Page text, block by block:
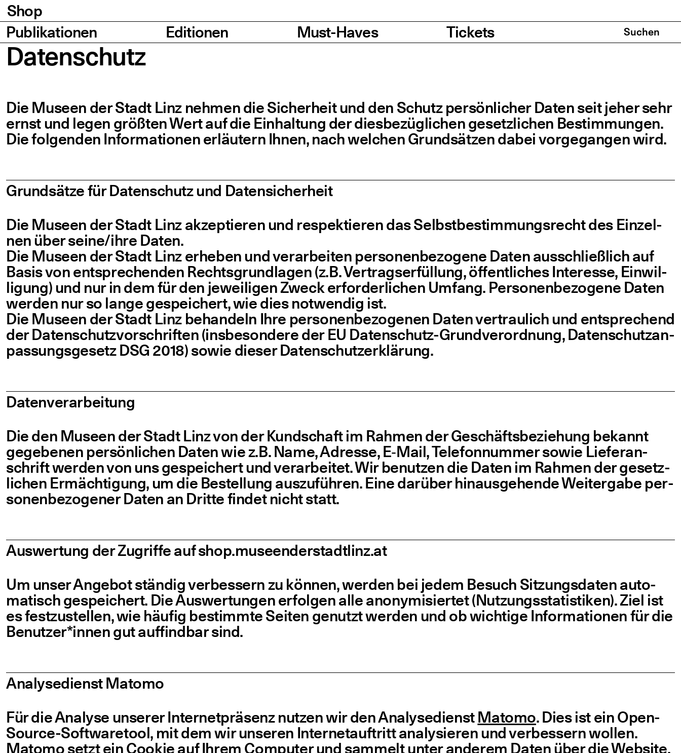
Shop
Seiten
Publikationen Editionen Must-Haves Tickets Search & Cart
Daten­schutz
Die Muse­en der Stadt Linz neh­men die Sicher­heit und den Schutz per­sön­li­cher Daten seit jeher sehr
ernst und legen größ­ten Wert auf die Ein­hal­tung der dies­be­züg­li­chen gesetz­li­chen Bestim­mun­gen.
Die fol­gen­den Infor­ma­tio­nen erläu­tern Ihnen, nach wel­chen Grund­sät­zen dabei vor­ge­gan­gen wird.
Grund­sät­ze für Daten­schutz und Datensicherheit
Die Muse­en der Stadt Linz akzep­tie­ren und respek­tie­ren das Selbst­be­stim­mungs­recht des Ein­zel­
nen über seine/​ihre Daten.
Die Muse­en der Stadt Linz erhe­ben und ver­ar­bei­ten per­so­nen­be­zo­ge­ne Daten aus­schließ­lich auf
Basis von ent­spre­chen­den Rechts­grund­la­gen (z.B. Ver­trags­er­fül­lung, öffent­li­ches Inter­es­se, Ein­wil­
li­gung) und nur in dem für den jewei­li­gen Zweck erfor­der­li­chen Umfang. Per­so­nen­be­zo­ge­ne Daten
wer­den nur so lan­ge gespei­chert, wie dies not­wen­dig ist.
Die Muse­en der Stadt Linz behan­deln Ihre per­so­nen­be­zo­ge­nen Daten ver­trau­lich und ent­spre­chend
der Daten­schutz­vor­schrif­ten (ins­be­son­de­re der EU Daten­­­schutz-Grun­d­­ver­­or­d­­nung, Daten­schutz­an­
pas­sungs­ge­setz DSG 2018) sowie die­ser Datenschutzerklärung.
Daten­ver­ar­bei­tung
Die den Museen der Stadt Linz von der Kund­schaft im Rah­men der Geschäfts­be­zie­hung bekannt
gege­be­nen per­sön­li­chen Daten wie z.B. Name, Adres­se, E‑Mail, Tele­fon­num­mer sowie Lie­fer­an­
schrift wer­den von uns gespei­chert und ver­ar­bei­tet. Wir benut­zen die Daten im Rah­men der gesetz­
li­chen Ermäch­ti­gung, um die Bestel­lung aus­zu­füh­ren. Eine dar­über hin­aus­ge­hen­de Wei­ter­ga­be per­
so­nen­be­zo­ge­ner Daten an Drit­te fin­det nicht statt.
Aus­wer­tung der Zugrif­fe auf shop​.muse​en​der​stadt​linz​.at
Um unser Ange­bot stän­dig ver­bes­sern zu kön­nen, wer­den bei jedem Besuch Sit­zungs­da­ten auto­
ma­tisch gespei­chert. Die Aus­wer­tun­gen erfol­gen alle anony­mi­sier­tet (Nut­zungs­sta­tis­ti­ken). Ziel ist
es fest­zu­stel­len, wie häu­fig bestimm­te Sei­ten genutzt wer­den und ob wich­ti­ge Infor­ma­tio­nen für die
Benutzer*innen gut auf­find­bar sind.
Ana­ly­se­dienst Matomo
Für die Ana­ly­se unse­rer Inter­net­prä­senz nut­zen wir den Ana­ly­se­dienstMato­mo. Dies ist ein Open-
Source-Sof­t­­wa­re­­tool, mit dem wir unse­ren Inter­net­auf­tritt ana­ly­sie­ren und ver­bes­sern wol­len.
Mato­mo setzt ein Coo­kie auf Ihrem Com­pu­ter und sam­melt unter ande­rem Daten über die Web­site,